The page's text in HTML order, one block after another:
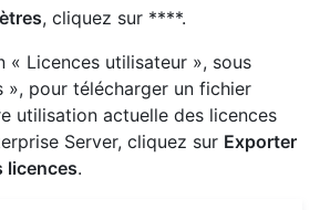
, cliquez sur ****.
« Licences utilisateur », sous
», pour télécharger un fichier
utilisation actuelle des licences
Server, cliquez sur Exporter
licences.